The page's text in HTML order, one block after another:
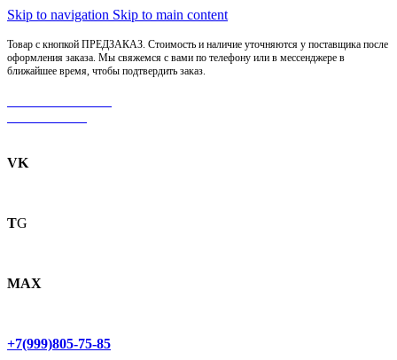
Skip to navigation Skip to main content
Товар с кнопкой ПРЕДЗАКАЗ. Стоимость и наличие уточняются у поставщика после
оформления заказа. Мы свяжемся с вами по телефону или в мессенджере в
ближайшее время, чтобы подтвердить заказ.
VK
TG
MAX
+7(999)805-75-85